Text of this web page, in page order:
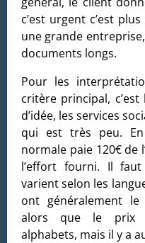
c’est urgent c’est
une grande
documents longs.
Pour les
critère principal,
d’idée, les services
qui est très peu.
normale paie 120€ de
l’effort fourni. Il
varient selon les
ont généralement
alors que le prix
alphabets, mais il y a